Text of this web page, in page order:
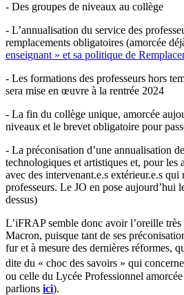
- Des groupes de niveaux au collège
- L’annualisation du service des
remplacements obligatoires (amorcée
enseignant » et sa politique de
- Les formations des professeurs hors
sera mise en œuvre à la rentrée 2024
- La fin du collège unique, amorcée
niveaux et le brevet obligatoire pour
- La préconisation d’une annualisation
technologiques et artistiques et, pour les
avec des intervenant.e.s extérieur.e.s qui
professeurs. Le JO en pose aujourd’hui
dessus)
L’iFRAP semble donc avoir l’oreille
Macron, puisque tant de ses
fur et à mesure des dernières réformes,
dite du « choc des savoirs » qui
ou celle du Lycée Professionnel amorcée
parlions ici).